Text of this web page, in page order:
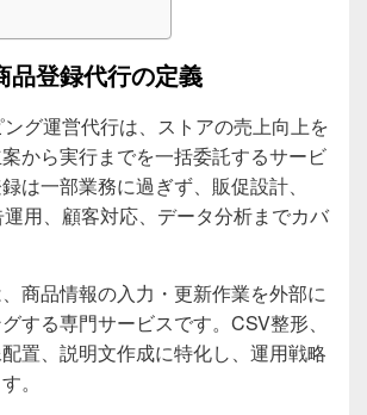
品登録代行の定義
グ運営代行は、ストアの売上向上を
から実行までを一括委託するサービ
は一部業務に過ぎず、販促設計、
用、顧客対応、データ分析までカバ
商品情報の入力・更新作業を外部に
する専門サービスです。CSV整形、
置、説明文作成に特化し、運用戦略
。